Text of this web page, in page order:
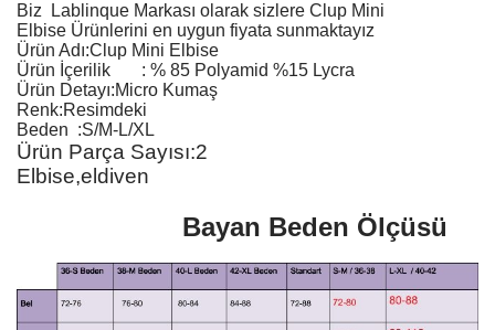
Biz Lablinque Markası olarak sizlere Clup Mini
Elbise Ürünlerini en uygun fiyata sunmaktayız
Ürün Adı:Clup Mini Elbise
Ürün çerilik : % 85 Polyamid %15 Lycra
Ürün Detayı:Micro Kumaş
Renk:Resimdeki
Beden :S/M-L/XL
Ürün Parça Sayısı:2
Elbise,eldiven
Bayan Beden Ölçüsü